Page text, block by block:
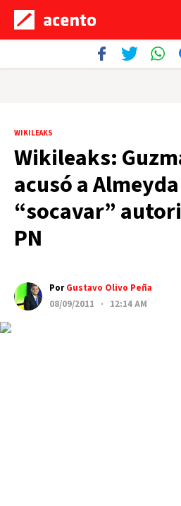
WIKILEAKS
Wikileaks:
acusó a
“socavar”
PN
PorGustavo Olivo Peña
08/09/2011 · 12:14 AM